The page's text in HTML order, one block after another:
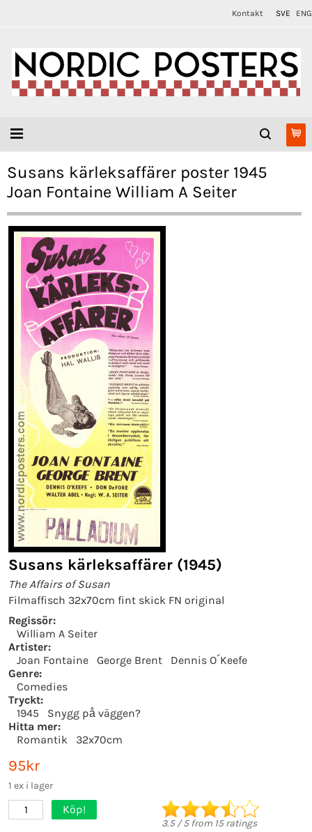
Kontakt SVE ENG
Susans kärleksaffärer poster 1945
Joan Fontaine William A Seiter
Susans kärleksaffärer (1945)
The Affairs of Susan
Filmaffisch 32x70cm fint skick FN original
Regissör:
William A Seiter
Artister:
Joan Fontaine
George Brent
Dennis O´Keefe
Genre:
Comedies
Tryckt:
1945
Snygg på väggen?
Hitta mer:
Romantik
32x70cm
95kr
1 ex i lager
1 Köp!
3.5/5from 15ratings